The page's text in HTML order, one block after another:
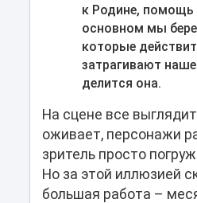
к Родине, помощь
основном мы
которые
затрагивают
делится она.
На сцене все выглядит
оживает, персонажи
зритель просто
Но за этой иллюзией
большая работа –